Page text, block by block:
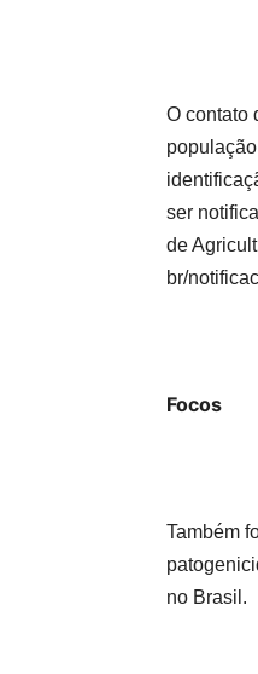
O contato
ser
de
br/
Focos
Também
no Brasil.